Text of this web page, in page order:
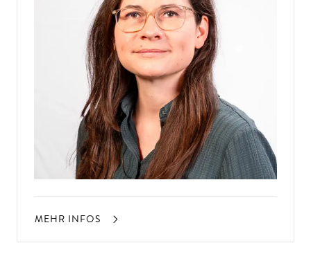
MEHR INFOS